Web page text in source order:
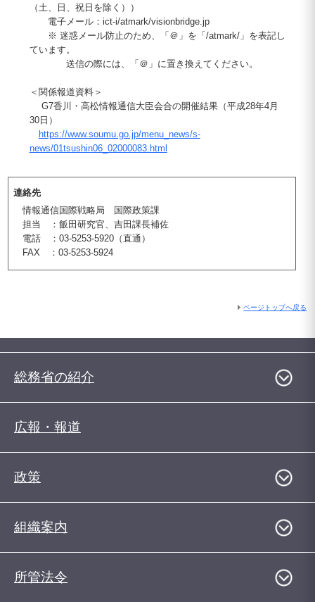
（土、日、祝日を除く））
電子メール：ict-i/atmark/visionbridge.jp
※ 迷惑メール防止のため、「＠」を「/atmark/」を表記し
ています。
送信の際には、「＠」に置き換えてください。
＜関係報道資料＞
G7香川・高松情報通信大臣会合の開催結果（平成28年4月
30日）
https://www.soumu.go.jp/menu_news/s-
news/01tsushin06_02000083.html
連絡先
情報通信国際戦略局 国際政策課
担当 ：飯田研究官、吉田課長補佐
電話 ：03-5253-5920（直通）
FAX ：03-5253-5924
ページトップへ戻る
総務省の紹介
広報・報道
政策
組織案内
所管法令